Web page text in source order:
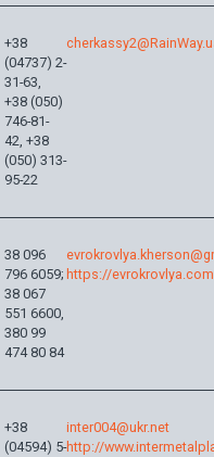
+38
(04737) 2-
31-63,
+38 (050)
746-81-
42, +38
(050) 313-
95-22
38 096
796 6059;
38 067
551 6600,
380 99
474 80 84
https://
+38
(04594) 5-
inter004@ukr.net
http://